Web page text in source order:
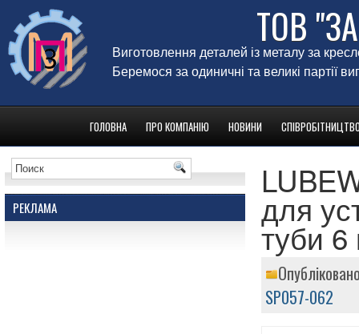
ТОВ
Виготовлення деталей із металу за
Беремося за одиничні та великі партії
ГОЛОВНА ПРО КОМПАНІЮ НОВИНИ
РЕКЛАМА для
туби
SP057-062